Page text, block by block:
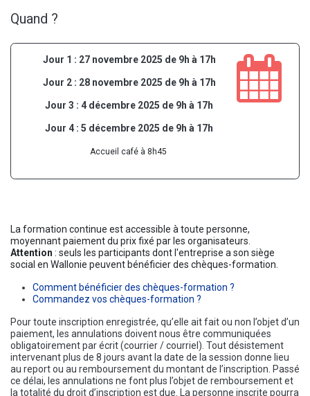
Quand ?
Jour 1 : 27 novembre 2025 de 9h à 17h
Jour 2 : 28 novembre 2025 de 9h à 17h
Jour 3 : 4 décembre 2025 de 9h à 17h
Jour 4 : 5 décembre 2025 de 9h à 17h
Accueil café à 8h45
La formation continue est accessible à toute personne,
moyennant paiement du prix fixé par les organisateurs.
Attention : seuls les participants dont l'entreprise a son siège
social en Wallonie peuvent bénéficier des chèques-formation.
Comment bénéficier des chèques-formation ?
Commandez vos chèques-formation ?
Pour toute inscription enregistrée, qu’elle ait fait ou non l’objet d’un
paiement, les annulations doivent nous être communiquées
obligatoirement par écrit (courrier / courriel). Tout désistement
intervenant plus de 8 jours avant la date de la session donne lieu
au report ou au remboursement du montant de l’inscription. Passé
ce délai, les annulations ne font plus l’objet de remboursement et
la totalité du droit d’inscription est due. La personne inscrite pourra